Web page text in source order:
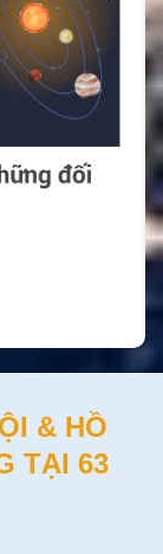
& HỒ
TẠI 63